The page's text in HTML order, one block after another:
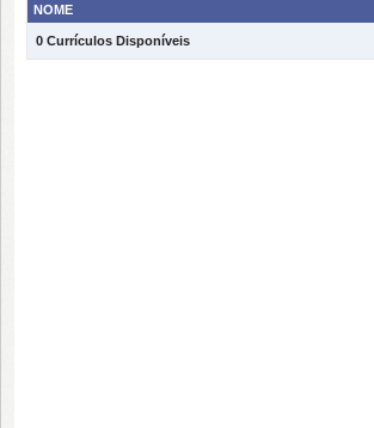
NOME
0 Currículos Disponíveis